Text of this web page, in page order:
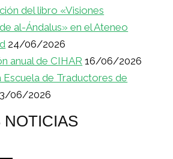
del libro «Visiones
al-Ándalus» en el Ateneo
24/06/2026
anual de CIHAR 16/06/2026
Escuela de Traductores de
06/2026
NOTICIAS